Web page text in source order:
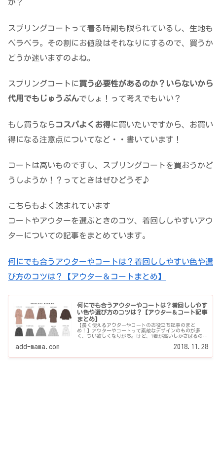
か？
スプリングコートって着る時期も限られているし、生地も
ペラペラ。その割にお値段はそれなりにするので、買うか
どうか迷いますのよね。
スプリングコートに買う必要性があるのか？いらないから
代用でもじゅうぶんでしょ！って考えでもいい？
もし買うならコスパよくお得に買いたいですから、お買い
得になる注意点についてなど・・書いています！
コートは高いものですし、スプリングコートを買おうかど
うしようか！？ってときはぜひどうぞ♪
こちらもよく読まれています
コートやアウターを選ぶときのコツ、着回ししやすいアウ
ターについての記事をまとめています。
何にでも合うアウターやコートは？着回ししやすい色や選
び方のコツは？【アウター＆コートまとめ】
何にでも合うアウターやコートは？着回ししやす
い色や選び方のコツは？【アウター＆コート記事
まとめ】
【長く使えるアウターやコートのお役立ち記事のまと
め！】アウターやコートって素敵なデザインのものが多
く、つい欲しくなりがち。けど、1着が高いしかさばるの
やコートの定番で使いやすい種類や色は何か？着やすい、
とめました。秋、冬、春シーズン別でもまとめています。
add-mama.com 2018.11.28